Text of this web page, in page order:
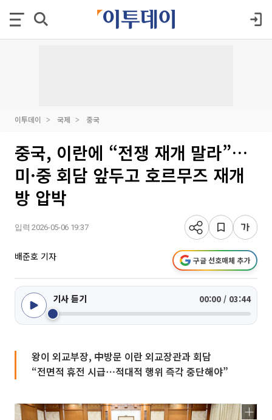
이투데이 국제 중국
중국, 이란에 “전쟁 재개 말라”…
미·중 회담 앞두고 호르무즈 재개
방 압박
입력 2026-05-06 19:37
배준호 기자 구글 선호매체 추가
기사 듣기 00:00 / 03:44
왕이 외교부장, 中방문 이란 외교장관과 회담
“전면적 휴전 시급⋯적대적 행위 즉각 중단해야”